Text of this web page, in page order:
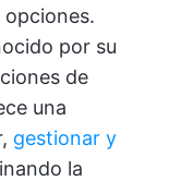
opciones.
por su
de
una
gestionar y
la